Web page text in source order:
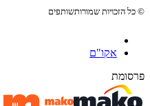
© כל הזכויות שמורותשותפים
אקו"ם
פרסומת